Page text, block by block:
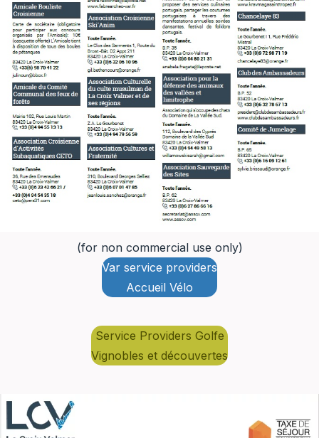
(for non commercial use only)
Var service providers
Accueil Vélo
Service Providers Golfe
Vignobles et découvertes